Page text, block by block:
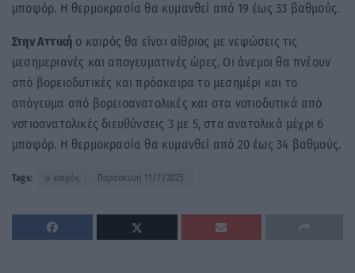
μποφόρ. Η θερμοκρασία θα κυμανθεί από 19 έως 33 βαθμούς.
Στην Αττική ο καιρός θα είναι αίθριος με νεφώσεις τις
μεσημεριανές και απογευματινές ώρες. Οι άνεμοι θα πνέουν
από βορειοδυτικές και πρόσκαιρα το μεσημέρι και το
απόγευμα από βορειοανατολικές και στα νοτιοδυτικά από
νοτιοανατολικές διευθύνσεις 3 με 5, στα ανατολικά μέχρι 6
μποφόρ. Η θερμοκρασία θα κυμανθεί από 20 έως 34 βαθμούς.
Tags: ο καιρός Παρασκευή 11/7/2025